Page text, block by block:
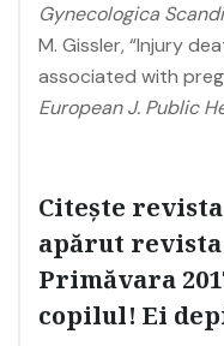
Gynecologica
M. Gissler, “Injury
associated with
European J. Public
Citeşte
apărut revista
Primăvara
copilul! Ei